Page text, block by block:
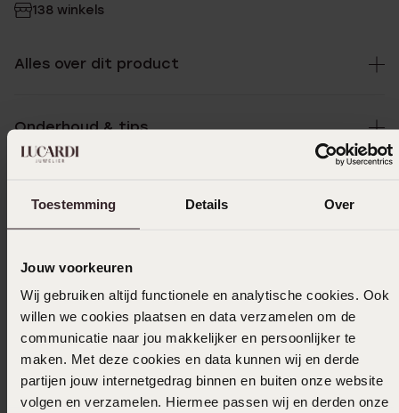
Toestemming Details Over
Jouw voorkeuren
Wij gebruiken altijd functionele en analytische cookies. Ook
willen we cookies plaatsen en data verzamelen om de
communicatie naar jou makkelijker en persoonlijker te
maken. Met deze cookies en data kunnen wij en derde
partijen jouw internetgedrag binnen en buiten onze website
volgen en verzamelen. Hiermee passen wij en derden onze
138 winkels
Alles over dit product
Onderhoud & tips
Uitverkocht
Ook leuk voor jou